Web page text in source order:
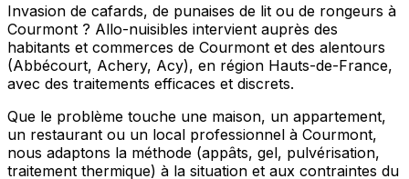
Invasion de cafards, de punaises de lit ou de rongeurs à
Courmont ? Allo-nuisibles intervient auprès des
habitants et commerces de Courmont et des alentours
(Abbécourt, Achery, Acy), en région Hauts-de-France,
avec des traitements efficaces et discrets.
Que le problème touche une maison, un appartement,
un restaurant ou un local professionnel à Courmont,
nous adaptons la méthode (appâts, gel, pulvérisation,
traitement thermique) à la situation et aux contraintes du